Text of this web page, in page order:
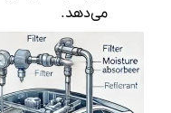
می‌دهد.